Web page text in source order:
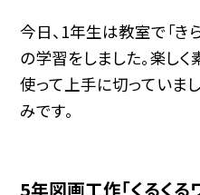
今日、1年生は教室で「
の学習をしました。楽し
使って上手に切っていま
みです。
5年図画工作「くるくる